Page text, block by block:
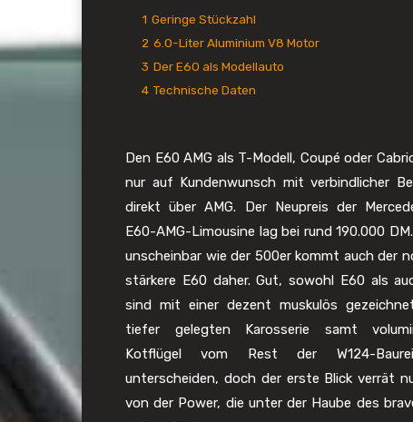
1 Geringe Stückzahl
2 6.0-Liter Aluminium V8 Motor
3 Der E60 als Modellauto
4 Technische Daten
Den E60 AMG als T-Modell, Coupé oder
nur auf Kundenwunsch mit verbindlicher
direkt über AMG. Der Neupreis der
E60-AMG-Limousine lag bei rund 190.000
unscheinbar wie der 500er kommt auch der
stärkere E60 daher. Gut, sowohl E60 als
sind mit einer dezent muskulös
tiefer gelegten Karosserie samt
Kotflügel vom Rest der W124-
unterscheiden, doch der erste Blick verrät
von der Power, die unter der Haube des